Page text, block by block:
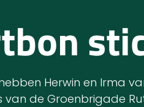
Herwin en Irma
van de Groenbrigade